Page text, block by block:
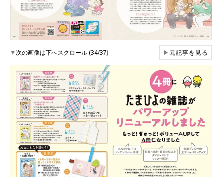
▼次の画像は下へスクロール (34/37) ▶元記事を見る